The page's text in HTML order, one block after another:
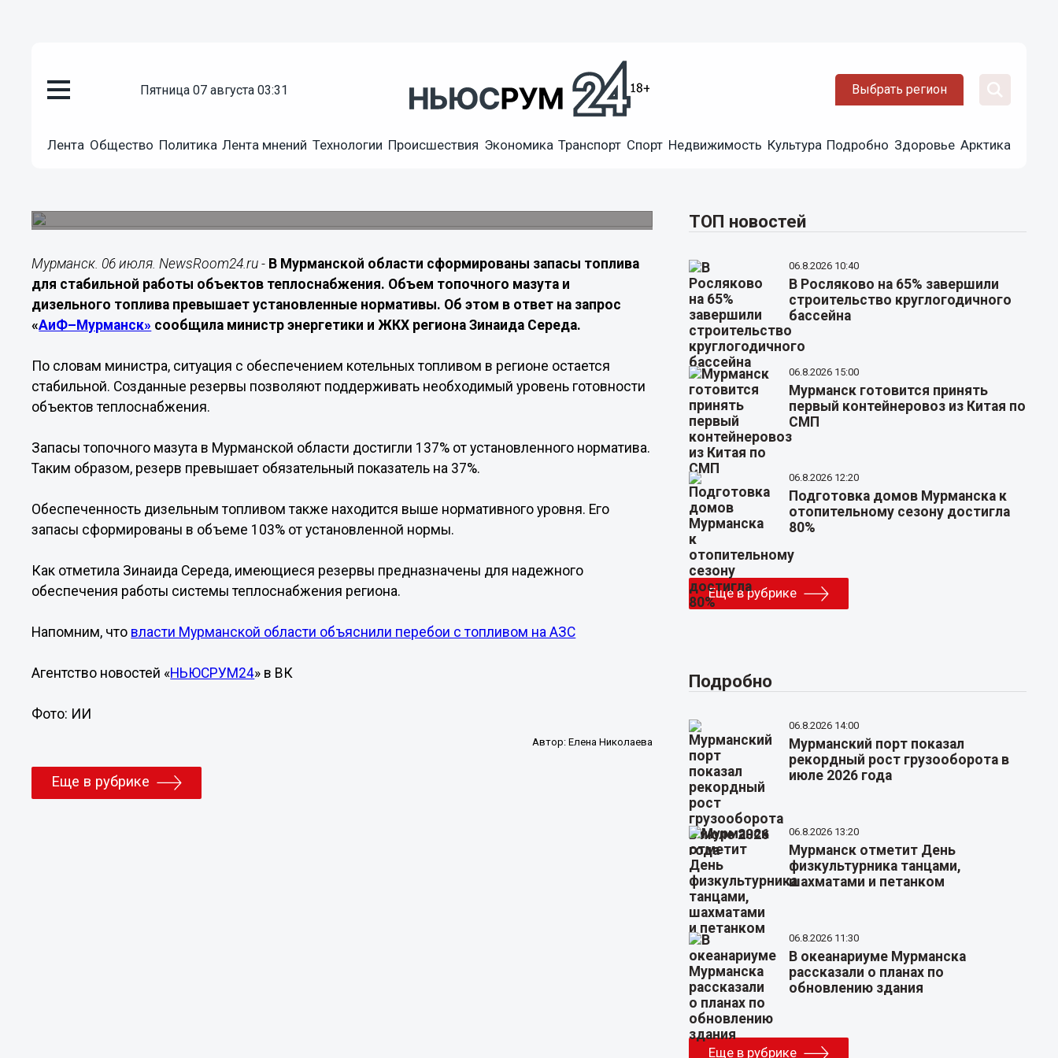
пятница 07 августа 03:31 Выбрать регион
Лента Общество Политика Лента мнений Технологии Происшествия Экономика Транспорт Спорт Недвижимость Культура Подробно Здоровье Арктика
В Мурманской области запас топочного мазута превысил
Мурманск. 06 июля. NewsRoom24.ru - В Мурманской области сформированы запасы топлива
для стабильной работы объектов теплоснабжения. Объем топочного мазута и
дизельного топлива превышает установленные нормативы. Об этом в ответ на запрос
«АиФ–Мурманск» сообщила министр энергетики и ЖКХ региона Зинаида Середа.
По словам министра, ситуация с обеспечением котельных топливом в регионе остается
стабильной. Созданные резервы позволяют поддерживать необходимый уровень готовности
объектов теплоснабжения.
Запасы топочного мазута в Мурманской области достигли 137% от установленного норматива.
Таким образом, резерв превышает обязательный показатель на 37%.
Обеспеченность дизельным топливом также находится выше нормативного уровня. Его
запасы сформированы в объеме 103% от установленной нормы.
Как отметила Зинаида Середа, имеющиеся резервы предназначены для надежного
обеспечения работы системы теплоснабжения региона.
Напомним, что власти Мурманской области объяснили перебои с топливом на АЗС
Агентство новостей «НЬЮСРУМ24» в ВК
Фото: ИИ
Автор: Елена Николаева
Еще в рубрике
ТОП новостей
06.8.2026 10:40
В Росляково на 65% завершили
строительство круглогодичного
бассейна
06.8.2026 15:00
Мурманск готовится принять
первый контейнеровоз из Китая по
СМП
06.8.2026 12:20
Подготовка домов Мурманска к
отопительному сезону достигла
80%
Еще в рубрике
Подробно
06.8.2026 14:00
Мурманский порт показал
рекордный рост грузооборота в
июле 2026 года
06.8.2026 13:20
Мурманск отметит День
физкультурника танцами,
шахматами и петанком
06.8.2026 11:30
В океанариуме Мурманска
рассказали о планах по
обновлению здания
Еще в рубрике